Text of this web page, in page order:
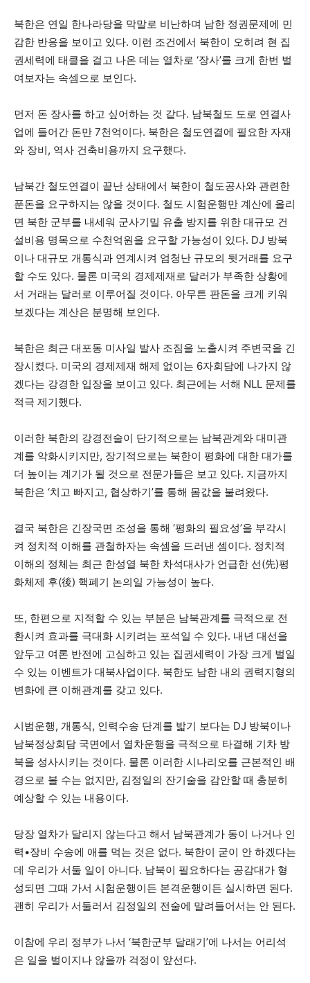
북한은 연일 한나라당을 막말로 비난하며 남한 정권문제에 민
감한 반응을 보이고 있다. 이런 조건에서 북한이 오히려 현 집
권세력에 태클을 걸고 나온 데는 열차로 ‘장사’를 크게 한번 벌
여보자는 속셈으로 보인다.
먼저 돈 장사를 하고 싶어하는 것 같다. 남북철도 도로 연결사
업에 들어간 돈만 7천억이다. 북한은 철도연결에 필요한 자재
와 장비, 역사 건축비용까지 요구했다.
남북간 철도연결이 끝난 상태에서 북한이 철도공사와 관련한
푼돈을 요구하지는 않을 것이다. 철도 시험운행만 계산에 올리
면 북한 군부를 내세워 군사기밀 유출 방지를 위한 대규모 건
설비용 명목으로 수천억원을 요구할 가능성이 있다. DJ 방북
이나 대규모 개통식과 연계시켜 엄청난 규모의 뒷거래를 요구
할 수도 있다. 물론 미국의 경제제재로 달러가 부족한 상황에
서 거래는 달러로 이루어질 것이다. 아무튼 판돈을 크게 키워
보겠다는 계산은 분명해 보인다.
북한은 최근 대포동 미사일 발사 조짐을 노출시켜 주변국을 긴
장시켰다. 미국의 경제제재 해제 없이는 6자회담에 나가지 않
겠다는 강경한 입장을 보이고 있다. 최근에는 서해 NLL 문제를
적극 제기했다.
이러한 북한의 강경전술이 단기적으로는 남북관계와 대미관
계를 악화시키지만, 장기적으로는 북한이 평화에 대한 대가를
더 높이는 계기가 될 것으로 전문가들은 보고 있다. 지금까지
북한은 ‘치고 빠지고, 협상하기’를 통해 몸값을 불려왔다.
결국 북한은 긴장국면 조성을 통해 ‘평화의 필요성’을 부각시
켜 정치적 이해를 관철하자는 속셈을 드러낸 셈이다. 정치적
이해의 정체는 최근 한성열 북한 차석대사가 언급한 선(先)평
화체제 후(後) 핵폐기 논의일 가능성이 높다.
또, 한편으로 지적할 수 있는 부분은 남북관계를 극적으로 전
환시켜 효과를 극대화 시키려는 포석일 수 있다. 내년 대선을
앞두고 여론 반전에 고심하고 있는 집권세력이 가장 크게 벌일
수 있는 이벤트가 대북사업이다. 북한도 남한 내의 권력지형의
변화에 큰 이해관계를 갖고 있다.
시범운행, 개통식, 인력수송 단계를 밟기 보다는 DJ 방북이나
남북정상회담 국면에서 열차운행을 극적으로 타결해 기차 방
북을 성사시키는 것이다. 물론 이러한 시나리오를 근본적인 배
경으로 볼 수는 없지만, 김정일의 잔기술을 감안할 때 충분히
예상할 수 있는 내용이다.
당장 열차가 달리지 않는다고 해서 남북관계가 동이 나거나 인
력•장비 수송에 애를 먹는 것은 없다. 북한이 굳이 안 하겠다는
데 우리가 서둘 일이 아니다. 남북이 필요하다는 공감대가 형
성되면 그때 가서 시험운행이든 본격운행이든 실시하면 된다.
괜히 우리가 서둘러서 김정일의 전술에 말려들어서는 안 된다.
이참에 우리 정부가 나서 ‘북한군부 달래기’에 나서는 어리석
은 일을 벌이지나 않을까 걱정이 앞선다.